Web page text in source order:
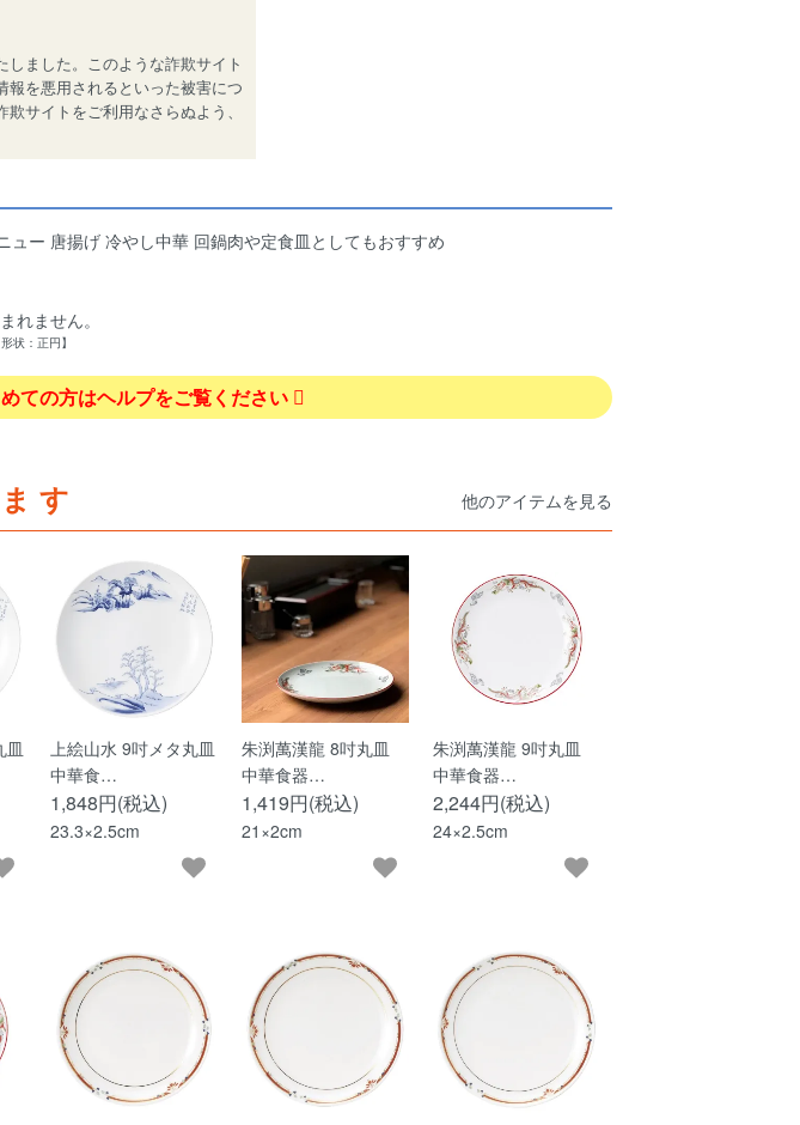
ました。このような詐欺サイト
報を悪用されるといった被害につ
サイトをご利用なさらぬよう、
ー 唐揚げ 冷やし中華 回鍋肉や定食皿としてもおすすめ
れません。
状：正円】
ての方はヘルプをご覧ください
す 他のアイテムを見る
皿
上絵山水 9吋メタ丸皿
中華食…
1,848円(税込)
23.3×2.5cm
朱渕萬漢龍 8吋丸皿
中華食器…
1,419円(税込)
21×2cm
朱渕萬漢龍 9吋丸皿
中華食器…
2,244円(税込)
24×2.5cm